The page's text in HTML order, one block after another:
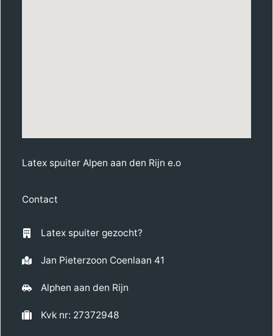
Latex spuiter Alpen aan den Rijn e.o
Contact
Latex spuiter gezocht?
Jan Pieterzoon Coenlaan 41
Alphen aan den Rijn
Kvk nr: 27372948